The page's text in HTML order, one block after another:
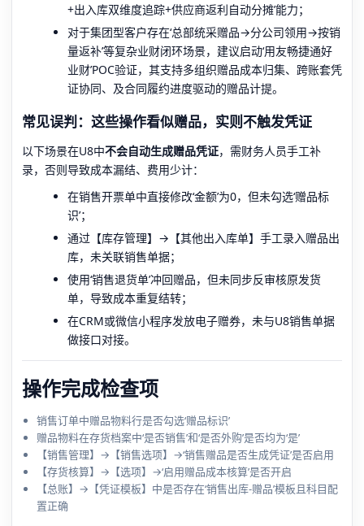
+出入库双维度追踪+供应商返利自动分摊’能力；
对于集团型客户存在‘总部统采赠品→分公司领用→按销
量返补’等复杂业财闭环场景，建议启动‘用友畅捷通好
业财’POC验证，其支持多组织赠品成本归集、跨账套凭
证协同、及合同履约进度驱动的赠品计提。
常见误判：这些操作看似赠品，实则不触发凭证
以下场景在U8中不会自动生成赠品凭证，需财务人员手工补
录，否则导致成本漏结、费用少计：
在销售开票单中直接修改‘金额’为0，但未勾选‘赠品标
识’；
通过【库存管理】→【其他出入库单】手工录入赠品出
库，未关联销售单据；
使用‘销售退货单’冲回赠品，但未同步反审核原发货
单，导致成本重复结转；
在CRM或微信小程序发放电子赠券，未与U8销售单据
做接口对接。
操作完成检查项
销售订单中赠品物料行是否勾选‘赠品标识’
赠品物料在存货档案中‘是否销售’和‘是否外购’是否均为‘是’
【销售管理】→【销售选项】→‘销售赠品是否生成凭证’是否启用
【存货核算】→【选项】→‘启用赠品成本核算’是否开启
【总账】→【凭证模板】中是否存在‘销售出库-赠品’模板且科目配
置正确